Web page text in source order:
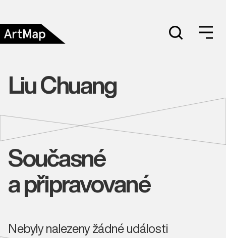
Liu Chuang
Současné
a připravované
Nebyly nalezeny žádné události